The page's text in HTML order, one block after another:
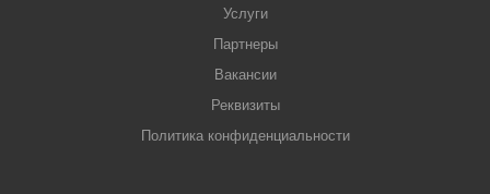
Услуги
Партнеры
Вакансии
Реквизиты
Политика конфиденциальности